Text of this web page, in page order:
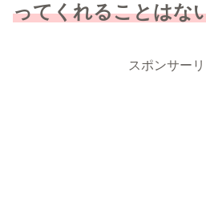
ってくれることはな
スポンサー